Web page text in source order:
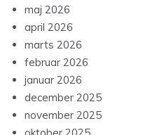
maj 2026
april 2026
marts 2026
februar 2026
januar 2026
december 2025
november 2025